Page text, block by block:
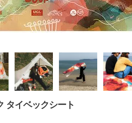
タイベックシート